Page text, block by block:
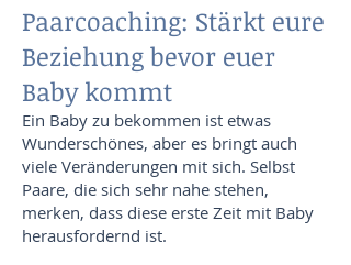
Paarcoaching: Stärkt eure
Beziehung bevor euer
Baby kommt
Ein Baby zu bekommen ist etwas
Wunderschönes, aber es bringt auch
viele Veränderungen mit sich. Selbst
Paare, die sich sehr nahe stehen,
merken, dass diese erste Zeit mit Baby
herausfordernd ist.